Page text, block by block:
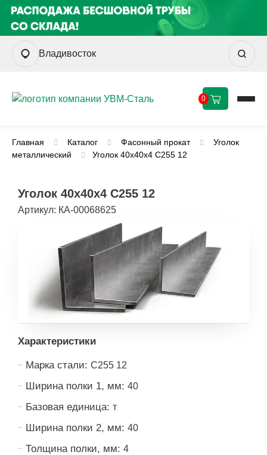
Владивосток
0
Главная Каталог Фасонный прокат
Уголок
металлический
Уголок 40х40х4 С255 12
Уголок 40х40х4 С255 12
Артикул: КА-00068625
Характеристики
Марка стали: С255 12
Ширина полки 1, мм: 40
Базовая единица: т
Ширина полки 2, мм: 40
Толщина полки, мм: 4